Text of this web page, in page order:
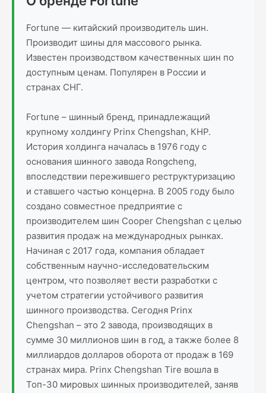
Fortune — китайский производитель шин.
Производит шины для массового рынка.
Известен производством качественных шин по
доступным ценам. Популярен в России и
странах СНГ.
Fortune – шинный бренд, принадлежащий
крупному холдингу Prinx Chengshan, КНР.
История холдинга началась в 1976 году с
основания шинного завода Rongcheng,
впоследствии пережившего реструктуризацию
и ставшего частью концерна. В 2005 году было
создано совместное предприятие с
производителем шин Cooper Chengshan с целью
развития продаж на международных рынках.
Начиная с 2017 года, компания обладает
собственным научно-исследовательским
центром, что позволяет вести разработки с
учетом стратегии устойчивого развития
шинного производства. Сегодня Prinx
Chengshan – это 2 завода, производящих в
сумме 30 миллионов шин в год, а также более 8
миллиардов долларов оборота от продаж в 169
странах мира. Prinx Chengshan Tire вошла в
Топ-30 мировых шинных производителей, заняв